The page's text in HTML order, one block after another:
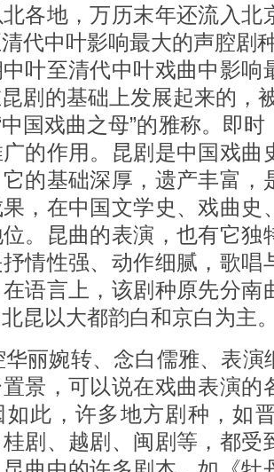
各地，万历末年还流入北
代中叶影响最大的声腔剧
叶至清代中叶戏曲中影响
剧的基础上发展起来的，
中国戏曲之母”的雅称。即
的作用。昆剧是中国戏曲
的基础深厚，遗产丰富，
，在中国文学史、戏曲史
。昆曲的表演，也有它独
情性强、动作细腻，歌唱
语言上，该剧种原先分南
昆以大都韵白和京白为主
华丽婉转、念白儒雅、表演
景，可以说在戏曲表演的
如此，许多地方剧种，如
剧、越剧、闽剧等，都受